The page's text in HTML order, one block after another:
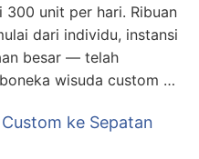
unit per hari. Ribuan
dari individu, instansi
besar — telah
wisuda custom …
ke Sepatan